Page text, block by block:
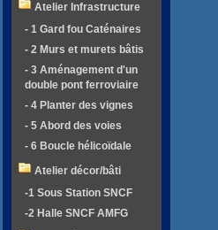
Atelier Infrastructure
- 1 Gard fou Caténaires
- 2 Murs et murets bâtis
- 3 Aménagement d'un
double pont ferroviaire
- 4 Planter des vignes
- 5 Abord des voies
- 6 Boucle hélicoïdale
Atelier décor/bâti
-1 Sous Station SNCF
-2 Halle SNCF AMFG